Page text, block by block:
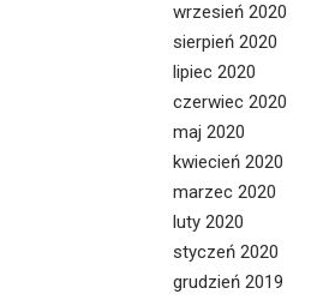
wrzesień 2020
sierpień 2020
lipiec 2020
czerwiec 2020
maj 2020
kwiecień 2020
marzec 2020
luty 2020
styczeń 2020
grudzień 2019